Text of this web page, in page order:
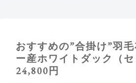
おすすめの”合掛け”羽
ー産ホワイトダック（セ
24,800円